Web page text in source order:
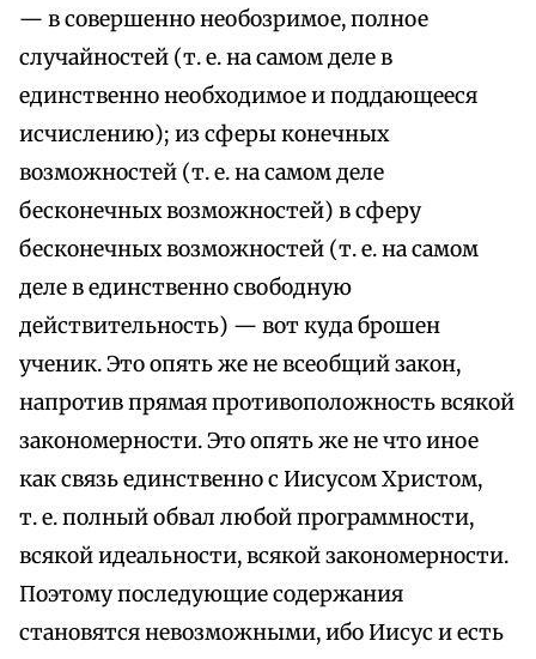
— в совершенно необозримое, полное
случайностей (т. е. на самом деле в
единственно необходимое и поддающееся
исчислению); из сферы конечных
возможностей (т. е. на самом деле
бесконечных возможностей) в сферу
бесконечных возможностей (т. е. на самом
деле в единственно свободную
действительность) — вот куда брошен
ученик. Это опять же не всеобщий закон,
напротив прямая противоположность всякой
закономерности. Это опять же не что иное
как связь единственно с Иисусом Христом,
т. е. полный обвал любой программности,
всякой идеальности, всякой закономерности.
Поэтому последующие содержания
становятся невозможными, ибо Иисус и есть